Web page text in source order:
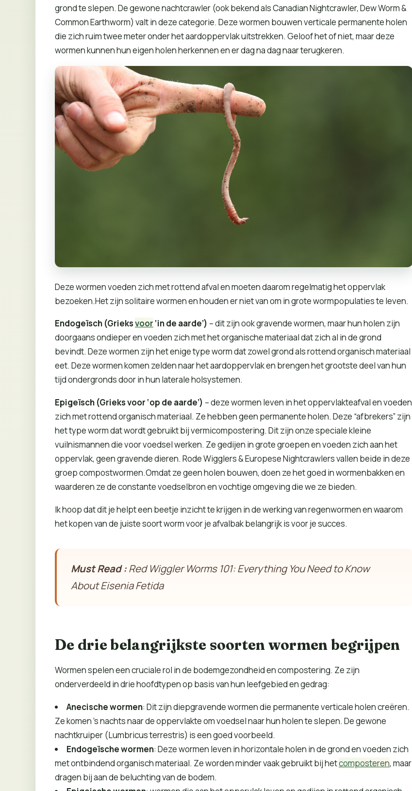
grond te slepen. De gewone nachtcrawler (ook bekend als Canadian Nightcrawler, Dew Worm &
Common Earthworm) valt in deze categorie. Deze wormen bouwen verticale permanente holen
die zich ruim twee meter onder het aardoppervlak uitstrekken. Geloof het of niet, maar deze
wormen kunnen hun eigen holen herkennen en er dag na dag naar terugkeren.
Deze wormen voeden zich met rottend afval en moeten daarom regelmatig het oppervlak
bezoeken.Het zijn solitaire wormen en houden er niet van om in grote wormpopulaties te leven.
Endogeïsch (Grieksvoor ‘in de aarde’) – dit zijn ook gravende wormen, maar hun holen zijn
doorgaans ondieper en voeden zich met het organische materiaal dat zich al in de grond
bevindt. Deze wormen zijn het enige type worm dat zowel grond als rottend organisch materiaal
eet. Deze wormen komen zelden naar het aardoppervlak en brengen het grootste deel van hun
tijd ondergronds door in hun laterale holsystemen.
Epigeïsch (Grieks voor ‘op de aarde’) – deze wormen leven in het oppervlakteafval en voeden
zich met rottend organisch materiaal. Ze hebben geen permanente holen. Deze “afbrekers” zijn
het type worm dat wordt gebruikt bij vermicompostering. Dit zijn onze speciale kleine
vuilnismannen die voor voedsel werken. Ze gedijen in grote groepen en voeden zich aan het
oppervlak, geen gravende dieren. Rode Wigglers & Europese Nightcrawlers vallen beide in deze
groep compostwormen.Omdat ze geen holen bouwen, doen ze het goed in wormenbakken en
waarderen ze de constante voedselbron en vochtige omgeving die we ze bieden.
Ik hoop dat dit je helpt een beetje inzicht te krijgen in de werking van regenwormen en waarom
het kopen van de juiste soort worm voor je afvalbak belangrijk is voor je succes.
Must Read :Red Wiggler Worms 101: Everything You Need to Know
About Eisenia Fetida
De drie belangrijkste soorten wormen begrijpen
Wormen spelen een cruciale rol in de bodemgezondheid en compostering. Ze zijn
onderverdeeld in drie hoofdtypen op basis van hun leefgebied en gedrag:
Anecische wormen: Dit zijn diepgravende wormen die permanente verticale holen creëren.
Ze komen ’s nachts naar de oppervlakte om voedsel naar hun holen te slepen. De gewone
nachtkruiper (Lumbricus terrestris) is een goed voorbeeld.
Endogeïsche wormen: Deze wormen leven in horizontale holen in de grond en voeden zich
met ontbindend organisch materiaal. Ze worden minder vaak gebruikt bij hetcomposteren, maar
dragen bij aan de beluchting van de bodem.